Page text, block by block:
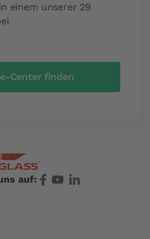
einem unserer 29
Center finden
auf: